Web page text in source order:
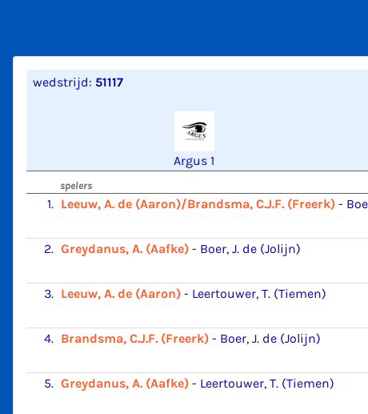
wedstrijd: 51117
Argus 1
spelers
1. Leeuw, A. de (Aaron)/Brandsma, C.J.F. (Freerk) -
2. Greydanus, A. (Aafke) - Boer, J. de (Jolijn)
3. Leeuw, A. de (Aaron) - Leertouwer, T. (Tiemen)
4. Brandsma, C.J.F. (Freerk) - Boer, J. de (Jolijn)
5. Greydanus, A. (Aafke) - Leertouwer, T. (Tiemen)